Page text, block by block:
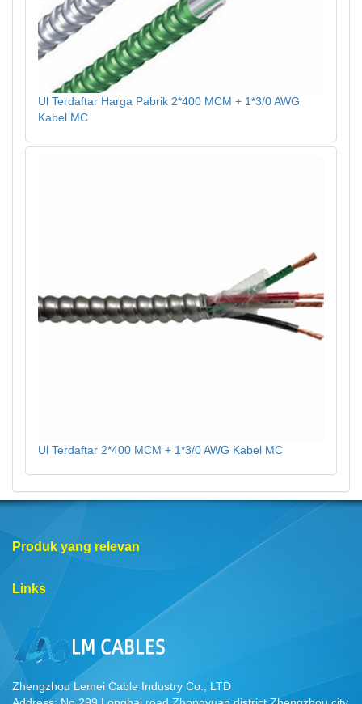
Ul Terdaftar Harga Pabrik 2*400 MCM + 1*3/0 AWG
Kabel MC
Ul Terdaftar 2*400 MCM + 1*3/0 AWG Kabel MC
Produk yang relevan
Links
Zhengzhou Lemei Cable Industry Co., LTD